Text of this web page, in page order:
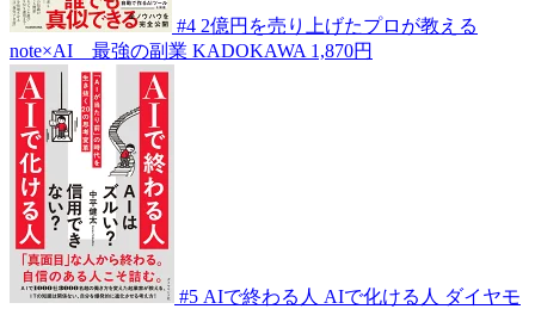
#4 2億円を売り上げたプロが教える
note×AI 最強の副業 KADOKAWA 1,870円
#5 AIで終わる人 AIで化ける人 ダイヤモ